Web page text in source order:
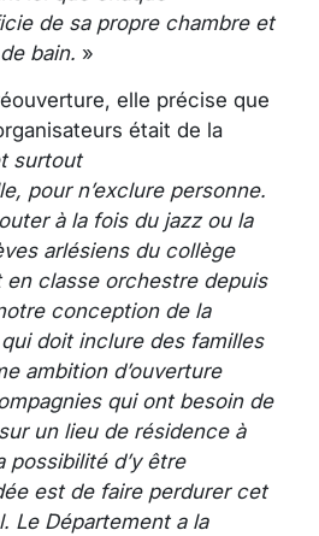
de sa propre chambre et
bain. »
elle précise que
était de la
surtout
pour n’exclure personne.
à la fois du jazz ou la
arlésiens du collège
en classe orchestre depuis
conception de la
doit inclure des familles
ambition d’ouverture
qui ont besoin de
un lieu de résidence à
possibilité d’y être
est de faire perdurer cet
Le Département a la